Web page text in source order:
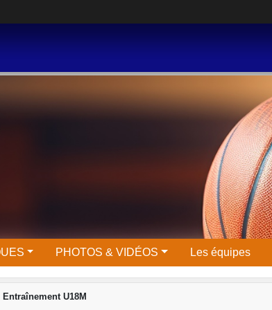
PHOTOS & VIDÉOS Les équipes
Entraînement U18M